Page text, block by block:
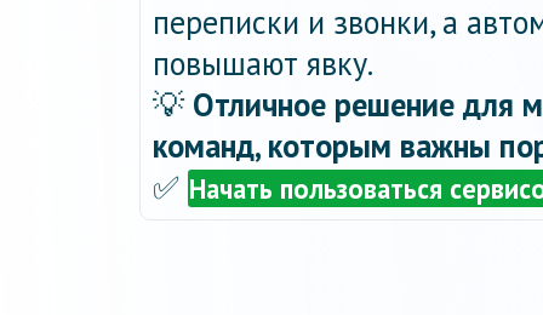
переписки и звонки, а
повышают явку.
💡 Отличное решение для
команд, которым важны
✅ Начать пользоваться